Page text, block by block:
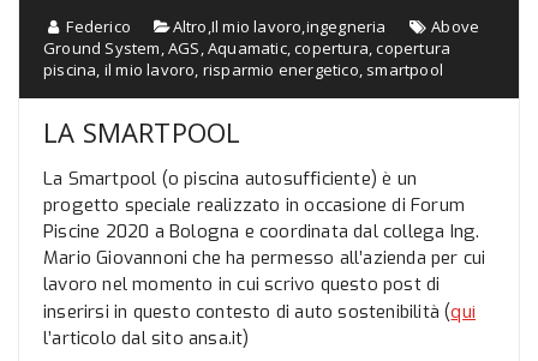
Federico Altro,Il mio lavoro,ingegneria
Above
Ground System,AGS,Aquamatic,copertura,copertura
piscina, il mio lavoro, risparmio energetico, smartpool
LA SMARTPOOL
La Smartpool (o piscina autosufficiente) è un
progetto speciale realizzato in occasione di Forum
Piscine 2020 a Bologna e coordinata dal collega Ing.
Mario Giovannoni che ha permesso all’azienda per cui
lavoro nel momento in cui scrivo questo post di
inserirsi in questo contesto di auto sostenibilità (qui
l’articolo dal sito ansa.it)